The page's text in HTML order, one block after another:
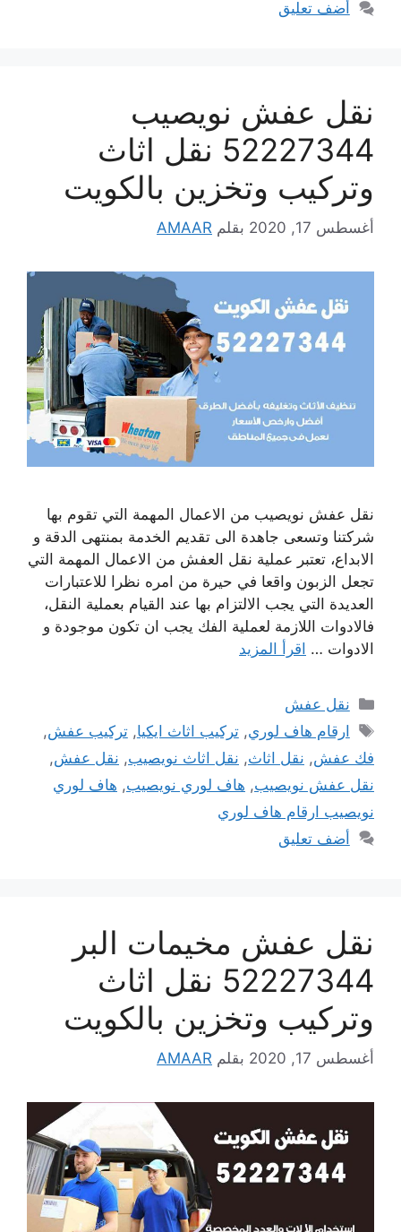
أضف تعليق
نقل عفش نويصيب
52227344 نقل اثاث
وتركيب وتخزين بالكويت
أغسطس 17, 2020 بقلم AMAAR
نقل عفش نويصيب من الاعمال المهمة التي تقوم بها
شركتنا وتسعى جاهدة الى تقديم الخدمة بمنتهى الدقة و
الابداع، تعتبر عملية نقل العفش من الاعمال المهمة التي
تجعل الزبون واقعا في حيرة من امره نظرا للاعتبارات
العديدة التي يجب الالتزام بها عند القيام بعملية النقل،
فالادوات اللازمة لعملية الفك يجب ان تكون موجودة و
الادوات … اقرأ المزيد
التصنيفات
نقل عفش
الوسوم
ارقام هاف لوري,تركيب اثاث ايكيا,تركيب عفش,
فك عفش, نقل اثاث, نقل اثاث نويصيب, نقل عفش,
نقل عفش نويصيب, هاف لوري نويصيب, هاف لوري
نويصيب ارقام هاف لوري
أضف تعليق
نقل عفش مخيمات البر
52227344 نقل اثاث
وتركيب وتخزين بالكويت
أغسطس 17, 2020 بقلم AMAAR